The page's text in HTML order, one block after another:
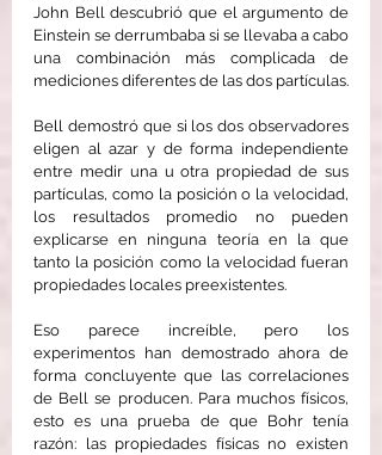
John Bell descubrió que el argumento de
Einstein se derrumbaba si se llevaba a cabo
una combinación más complicada de
mediciones diferentes de las dos partículas.
Bell demostró que si los dos observadores
eligen al azar y de forma independiente
entre medir una u otra propiedad de sus
partículas, como la posición o la velocidad,
los resultados promedio no pueden
explicarse en ninguna teoría en la que
tanto la posición como la velocidad fueran
propiedades locales preexistentes.
Eso parece increíble, pero los
experimentos han demostrado ahora de
forma concluyente que las correlaciones
de Bell se producen. Para muchos físicos,
esto es una prueba de que Bohr tenía
razón: las propiedades físicas no existen